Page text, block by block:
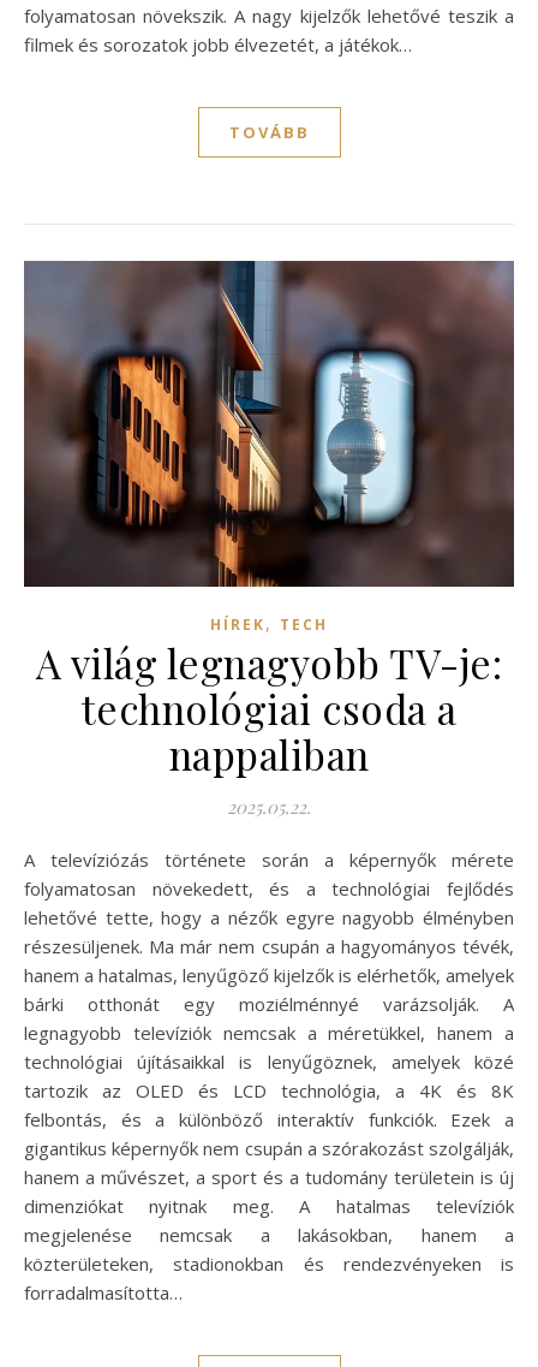
folyamatosan növekszik. A nagy kijelzők lehetővé teszik a
filmek és sorozatok jobb élvezetét, a játékok…
TOVÁBB
HÍREK, TECH
A világ legnagyobb TV-je:
technológiai csoda a
nappaliban
2025.05.22.
A televíziózás története során a képernyők mérete
folyamatosan növekedett, és a technológiai fejlődés
lehetővé tette, hogy a nézők egyre nagyobb élményben
részesüljenek. Ma már nem csupán a hagyományos tévék,
hanem a hatalmas, lenyűgöző kijelzők is elérhetők, amelyek
bárki otthonát egy moziélménnyé varázsolják. A
legnagyobb televíziók nemcsak a méretükkel, hanem a
technológiai újításaikkal is lenyűgöznek, amelyek közé
tartozik az OLED és LCD technológia, a 4K és 8K
felbontás, és a különböző interaktív funkciók. Ezek a
gigantikus képernyők nem csupán a szórakozást szolgálják,
hanem a művészet, a sport és a tudomány területein is új
dimenziókat nyitnak meg. A hatalmas televíziók
megjelenése nemcsak a lakásokban, hanem a
közterületeken, stadionokban és rendezvényeken is
forradalmasította…